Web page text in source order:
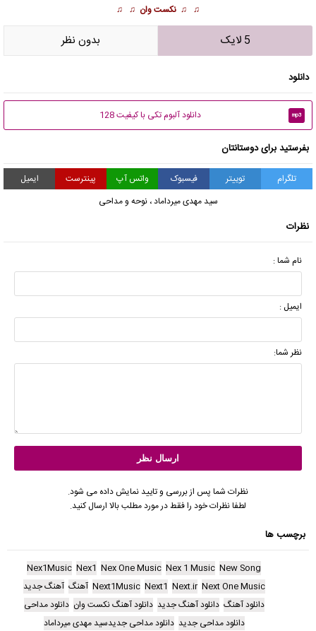
♫ ♫ نکست وان ♫ ♫
5 لایک بدون نظر
دانلود
mp3 دانلود آلبوم تکی با کیفیت 128
بفرستید برای دوستانتان
تلگرام توییتر فیسبوک واتس آپ پینترست
ایمیل
سید مهدی میرداماد،نوحه و مداحی
نظرات
نام شما :
ایمیل :
نظر شما:
نظرات شما پس از بررسی و تایید نمایش داده می شود.
لطفا نظرات خود را فقط در مورد مطلب بالا ارسال کنید.
برچسب ها
New Song
Nex 1 Music
Nex One Music
Nex1
Nex1Music
Next One Music
Next.ir
Next1
Next1Music آهنگ آهنگ جدید
دانلود آهنگ دانلود آهنگ جدید دانلود آهنگ نکست وان دانلود مداحی
دانلود مداحی جدید دانلود مداحی جدیدسید مهدی میرداماد